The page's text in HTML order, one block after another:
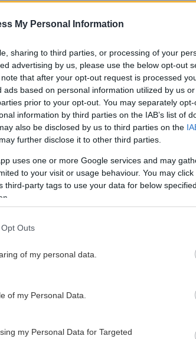
My Personal Information
sharing to third parties, or processing of your
advertising by us, please use the below opt-out
that after your opt-out request is processed
based on personal information utilized by us
prior to your opt-out. You may separately
information by third parties on the IAB’s list of
also be disclosed by us to third parties on the
further disclose it to other third parties.
uses one or more Google services and may
to your visit or usage behaviour. You may
third-party tags to use your data for below
Outs
of my personal data.
of my Personal Data.
my Personal Data for Targeted
igen. Varmt välkommen